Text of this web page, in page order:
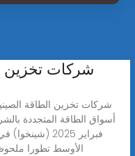
شركات تخزين
فبراير 2025
الأوسط تطورا